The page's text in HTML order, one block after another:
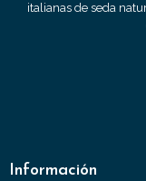
italianas de seda
Información